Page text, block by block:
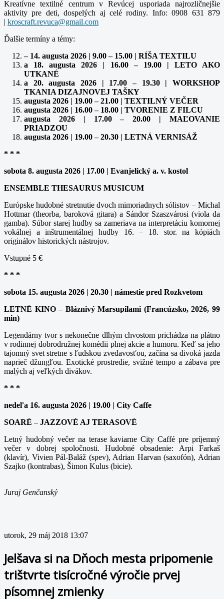
Kreatívne textilné centrum v Revúcej usporiada najrozličnejšie
aktivity pre deti, dospelých aj celé rodiny. Info: 0908 631 879
| kroscraft.revuca@gmail.com
Ďalšie termíny a témy:
– 14. augusta 2026 | 9.00 – 15.00 | RÍŠA TEXTILU
a 18. augusta 2026 | 16.00 – 19.00 | LETO AKO
UTKANÉ
a 20. augusta 2026 | 17.00 – 19.30 | WORKSHOP
TKANIA DIZAJNOVEJ TAŠKY
augusta 2026 | 19.00 – 21.00 | TEXTILNÝ VEČER
augusta 2026 | 16.00 – 18.00 | TVORENIE Z FILCU
augusta 2026 | 17.00 – 20.00 | MAĽOVANIE
PRIADZOU
augusta 2026 | 19.00 – 20.30 | LETNÁ VERNISÁŽ
* * *
sobota 8. augusta 2026 | 17.00 | Evanjelický a. v. kostol
ENSEMBLE THESAURUS MUSICUM
Európske hudobné stretnutie dvoch mimoriadnych sólistov – Michal
Hottmar (theorba, baroková gitara) a Sándor Szaszvárosi (viola da
gamba). Súbor starej hudby sa zameriava na interpretáciu komornej
vokálnej a inštrumentálnej hudby 16. – 18. stor. na kópiách
originálov historických nástrojov.
Vstupné 5 €
* * *
sobota 15. augusta 2026 | 20.30 | námestie pred Rozkvetom
LETNÉ KINO – Bláznivý Marsupilami (Francúzsko, 2026, 99
min)
Legendárny tvor s nekonečne dlhým chvostom prichádza na plátno
v rodinnej dobrodružnej komédii plnej akcie a humoru. Keď sa jeho
tajomný svet stretne s ľudskou zvedavosťou, začína sa divoká jazda
naprieč džungľou. Exotické prostredie, svižné tempo a zábava pre
malých aj veľkých divákov.
* * *
nedeľa 16. augusta 2026 | 19.00 | City Caffe
SOARÉ – JAZZOVÉ AJ TERASOVÉ
Letný hudobný večer na terase kaviarne City Caffé pre príjemný
večer v dobrej spoločnosti. Hudobné obsadenie: Arpi Farkaš
(klavír), Vivien Pál-Baláž (spev), Adrian Harvan (saxofón), Adrian
Szajko (kontrabas), Šimon Kulus (bicie).
Juraj Genčanský
utorok, 29 máj 2018 13:07
Jelšava si na Dňoch mesta pripomenie
trištvrte tisícročné výročie prvej
písomnej zmienky